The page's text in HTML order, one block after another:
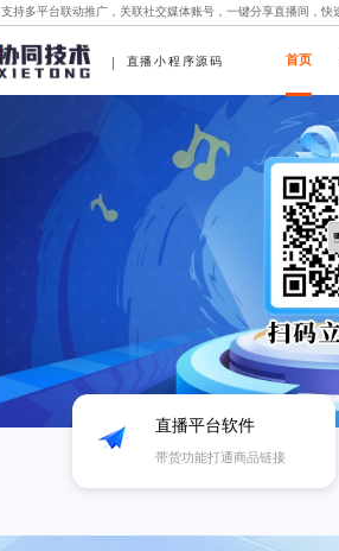
支持多平台联动推广，关联社交媒体账号，一键分享直播间，快
直播小程序源码 首页
直播平台软件
带货功能打通商品链接